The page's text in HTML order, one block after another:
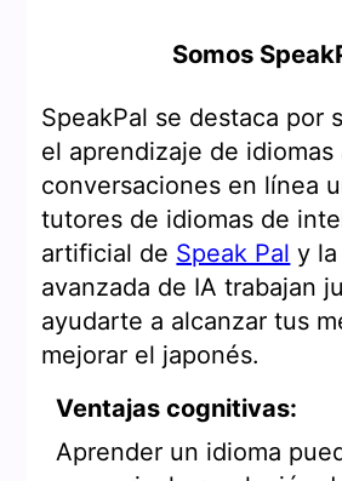
Somos
SpeakPal se destaca por
el aprendizaje de idiomas
conversaciones en línea
tutores de idiomas de
artificial de Speak Pal y
avanzada de IA trabajan
ayudarte a alcanzar tus
mejorar el japonés.
Ventajas cognitivas:
Aprender un idioma